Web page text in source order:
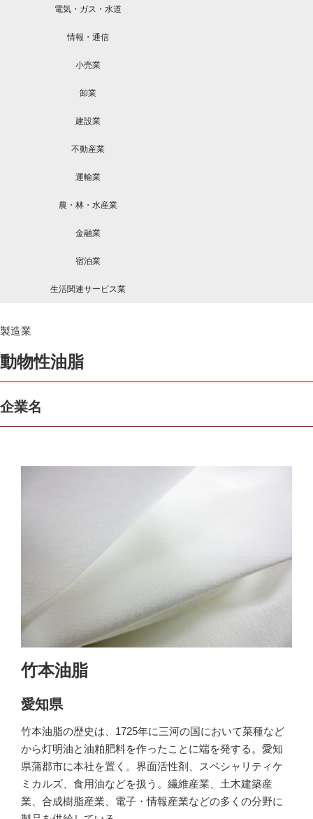
電気・ガス・水道
情報・通信
小売業
卸業
建設業
不動産業
運輸業
農・林・水産業
金融業
宿泊業
生活関連サービス業
製造業
動物性油脂
企業名
竹本油脂
愛知県
竹本油脂の歴史は、1725年に三河の国において菜種など
から灯明油と油粕肥料を作ったことに端を発する。愛知
県蒲郡市に本社を置く。界面活性剤、スペシャリティケ
ミカルズ、食用油などを扱う。繊維産業、土木建築産
業、合成樹脂産業、電子・情報産業などの多くの分野に